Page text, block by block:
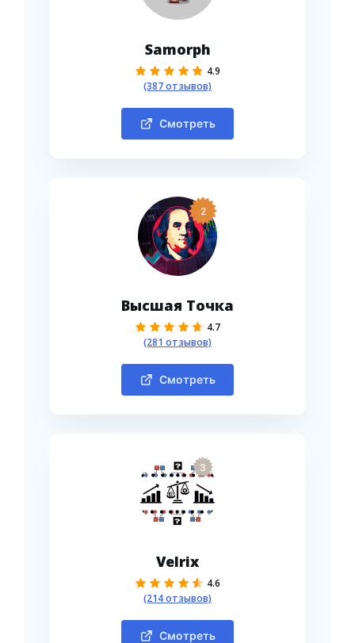
Samorph
4.9
(387 отзывов)
Смотреть
2
Высшая Точка
4.7
(281 отзывов)
Смотреть
3
Velrix
4.6
(214 отзывов)
Смотреть